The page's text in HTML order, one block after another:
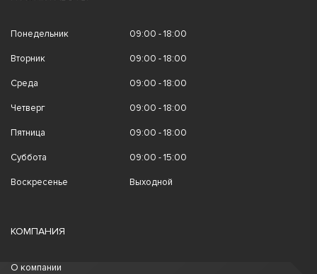
Понедельник 09:00 - 18:00
Вторник 09:00 - 18:00
Среда 09:00 - 18:00
Четверг 09:00 - 18:00
Пятница 09:00 - 18:00
Суббота 09:00 - 15:00
Воскресенье Выходной
КОМПАНИЯ
О компании